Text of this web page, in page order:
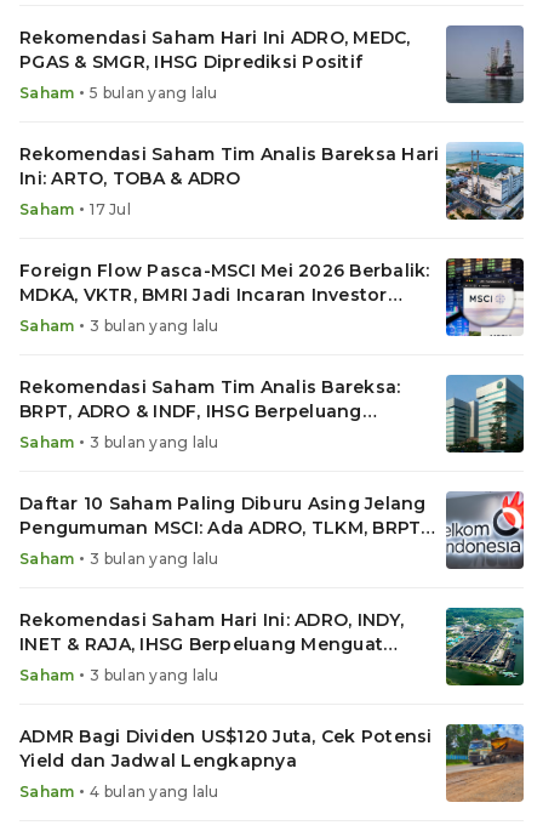
Rekomendasi Saham Hari Ini ADRO, MEDC,
PGAS & SMGR, IHSG Diprediksi Positif
Saham • 5 bulan yang lalu
Rekomendasi Saham Tim Analis Bareksa Hari
Ini: ARTO, TOBA & ADRO
Saham • 17 Jul
Foreign Flow Pasca-MSCI Mei 2026 Berbalik:
MDKA, VKTR, BMRI Jadi Incaran Investor
Asing
Saham • 3 bulan yang lalu
Rekomendasi Saham Tim Analis Bareksa:
BRPT, ADRO & INDF, IHSG Berpeluang
Rebound
Saham • 3 bulan yang lalu
Daftar 10 Saham Paling Diburu Asing Jelang
Pengumuman MSCI: Ada ADRO, TLKM, BRPT
hingga MAPI
Saham • 3 bulan yang lalu
Rekomendasi Saham Hari Ini: ADRO, INDY,
INET & RAJA, IHSG Berpeluang Menguat
Terbatas
Saham • 3 bulan yang lalu
ADMR Bagi Dividen US$120 Juta, Cek Potensi
Yield dan Jadwal Lengkapnya
Saham • 4 bulan yang lalu